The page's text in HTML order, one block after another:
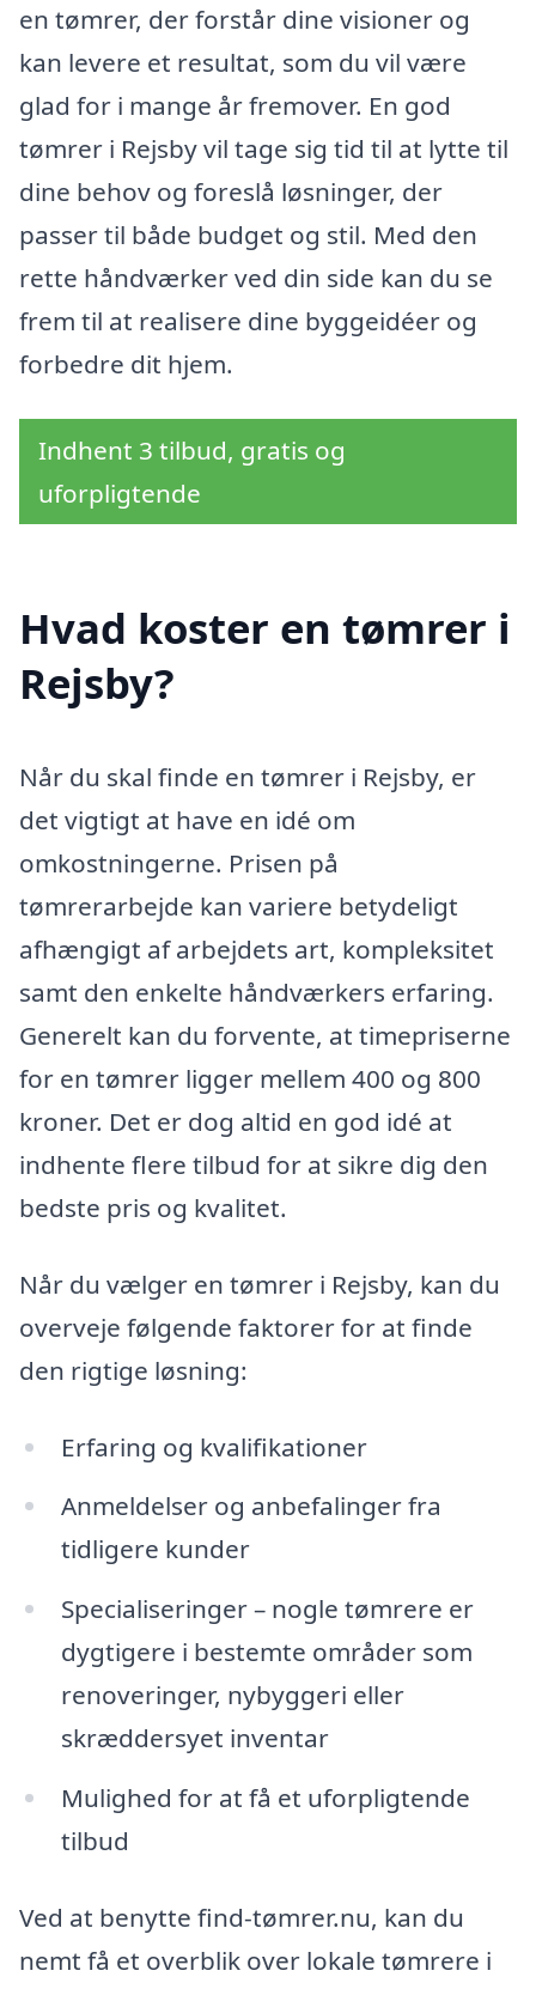
en tømrer, der forstår dine visioner og
kan levere et resultat, som du vil være
glad for i mange år fremover. En god
tømrer i Rejsby vil tage sig tid til at lytte til
dine behov og foreslå løsninger, der
passer til både budget og stil. Med den
rette håndværker ved din side kan du se
frem til at realisere dine byggeidéer og
forbedre dit hjem.
Indhent 3 tilbud, gratis og
uforpligtende
Hvad koster en tømrer i
Rejsby?
Når du skal finde en tømrer i Rejsby, er
det vigtigt at have en idé om
omkostningerne. Prisen på
tømrerarbejde kan variere betydeligt
afhængigt af arbejdets art, kompleksitet
samt den enkelte håndværkers erfaring.
Generelt kan du forvente, at timepriserne
for en tømrer ligger mellem 400 og 800
kroner. Det er dog altid en god idé at
indhente flere tilbud for at sikre dig den
bedste pris og kvalitet.
Når du vælger en tømrer i Rejsby, kan du
overveje følgende faktorer for at finde
den rigtige løsning:
Erfaring og kvalifikationer
Anmeldelser og anbefalinger fra
tidligere kunder
Specialiseringer – nogle tømrere er
dygtigere i bestemte områder som
renoveringer, nybyggeri eller
skræddersyet inventar
Mulighed for at få et uforpligtende
tilbud
Ved at benytte find-tømrer.nu, kan du
nemt få et overblik over lokale tømrere i